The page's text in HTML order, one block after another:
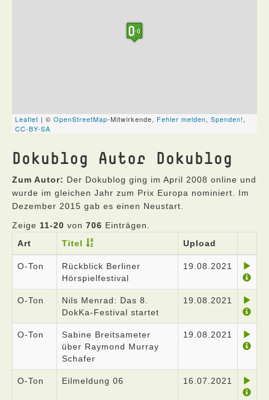
Dokublog Autor Dokublog
Zum Autor: Der Dokublog ging im April 2008 online und
wurde im gleichen Jahr zum Prix Europa nominiert. Im
Dezember 2015 gab es einen Neustart.
Zeige 11-20 von 706 Einträgen.
Art
Titel Upload
O-Ton
Rückblick Berliner
Hörspielfestival
19.08.2021
O-Ton
Nils Menrad: Das 8.
DokKa-Festival startet
19.08.2021
O-Ton
Sabine Breitsameter
über Raymond Murray
Schafer
19.08.2021
O-Ton Eilmeldung 06 16.07.2021